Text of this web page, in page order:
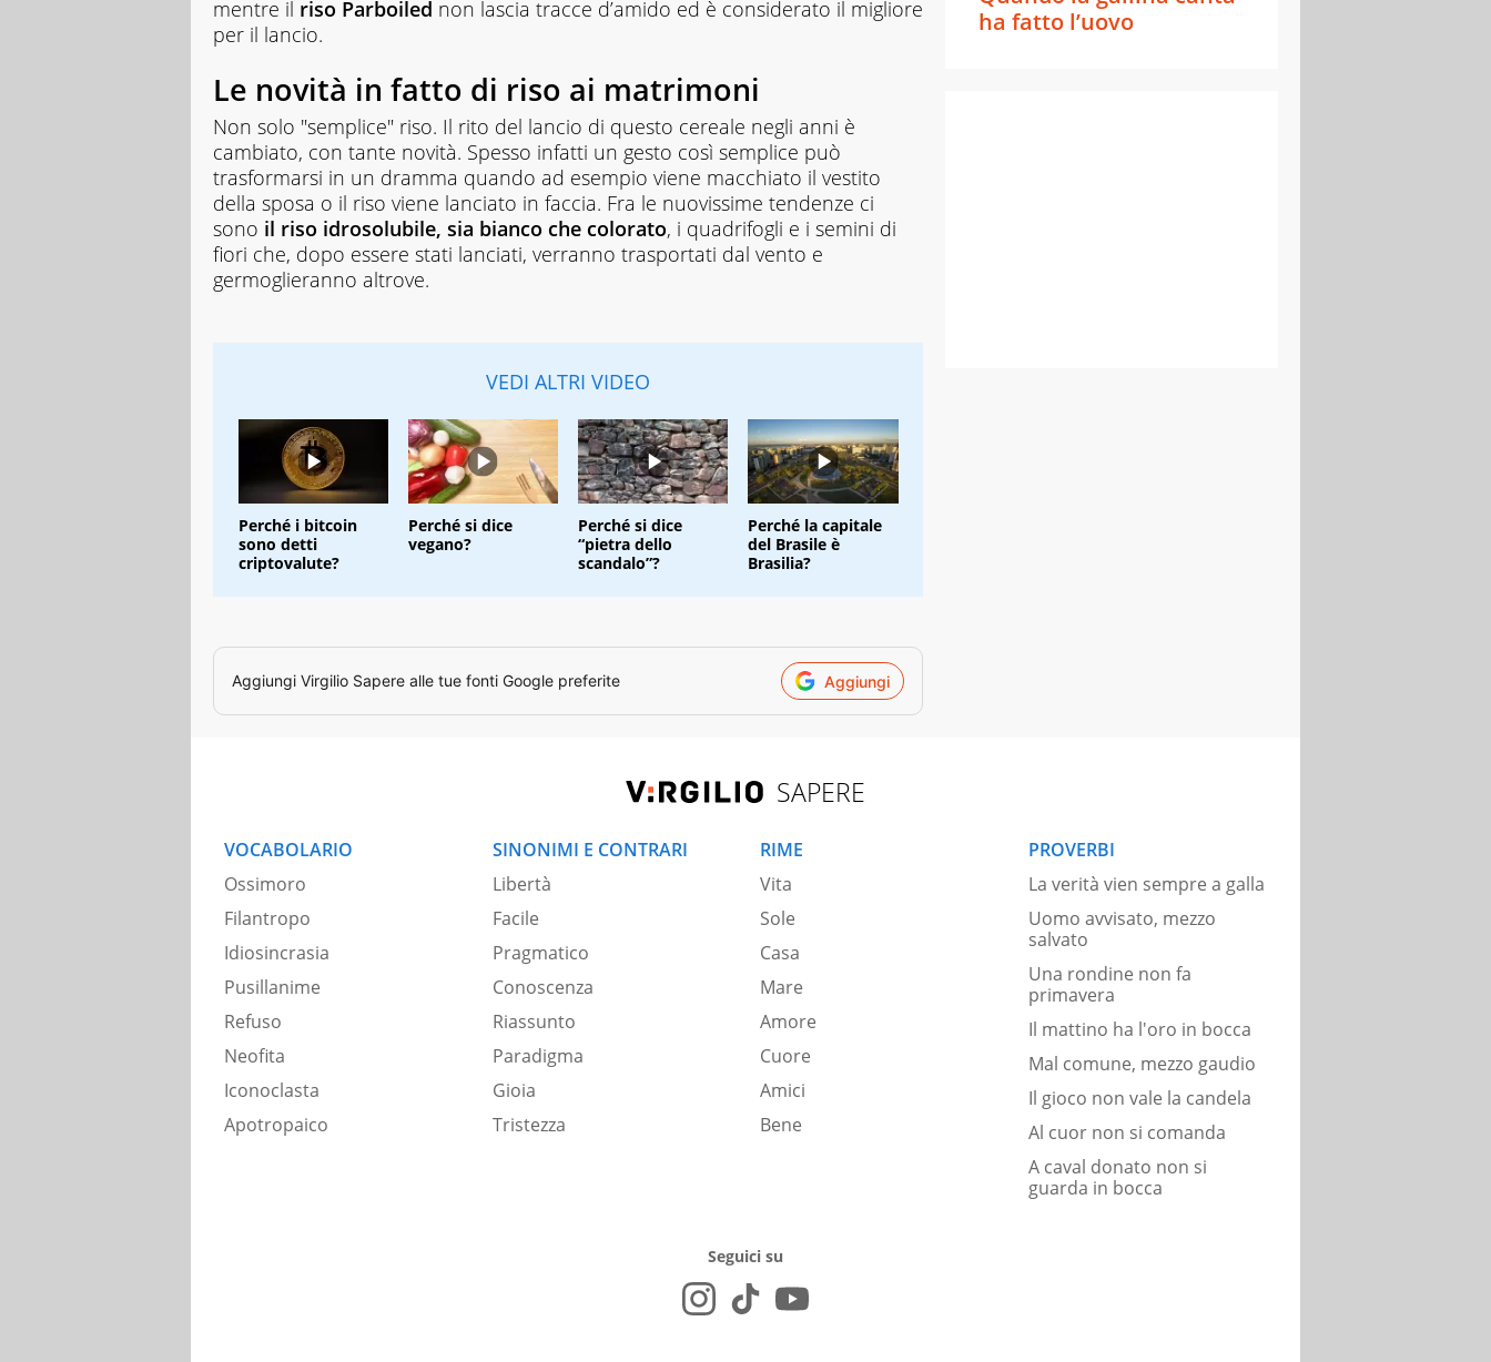
mentre il riso Parboiled non lascia tracce d’amido ed è considerato il migliore
per il lancio.
Le novità in fatto di riso ai matrimoni
Non solo "semplice" riso. Il rito del lancio di questo cereale negli anni è
cambiato, con tante novità. Spesso infatti un gesto così semplice può
trasformarsi in un dramma quando ad esempio viene macchiato il vestito
della sposa o il riso viene lanciato in faccia. Fra le nuovissime tendenze ci
sono il riso idrosolubile, sia bianco che colorato, i quadrifogli e i semini di
fiori che, dopo essere stati lanciati, verranno trasportati dal vento e
germoglieranno altrove.
VEDI ALTRI VIDEO
Perché i bitcoin
sono detti
criptovalute?
Perché si dice
vegano?
Perché si dice
“pietra dello
scandalo”?
Perché la capitale
del Brasile è
Brasilia?
Aggiungi Virgilio Sapere alle tue fonti Google preferite Aggiungi
ha fatto l’uovo
SAPERE
VOCABOLARIO
Ossimoro
Filantropo
Idiosincrasia
Pusillanime
Refuso
Neofita
Iconoclasta
Apotropaico
SINONIMI E CONTRARI
Libertà
Facile
Pragmatico
Conoscenza
Riassunto
Paradigma
Gioia
Tristezza
RIME
Vita
Sole
Casa
Mare
Amore
Cuore
Amici
Bene
PROVERBI
La verità vien sempre a galla
Uomo avvisato, mezzo
salvato
Una rondine non fa
primavera
Il mattino ha l'oro in bocca
Mal comune, mezzo gaudio
Il gioco non vale la candela
Al cuor non si comanda
A caval donato non si
guarda in bocca
Seguici su